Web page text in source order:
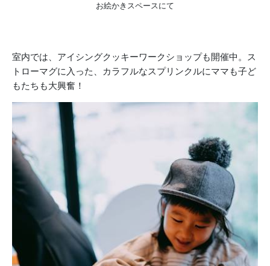
お絵かきスペースにて
室内では、アイシングクッキーワークショップも開催中。ス
トローマグに入った、カラフルなスプリンクルにママも子ど
もたちも大興奮！